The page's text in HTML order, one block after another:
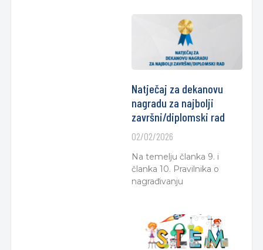
Natječaj za dekanovu
nagradu za najbolji
završni/diplomski rad
02/02/2026
Na temelju članka 9. i
članka 10. Pravilnika o
nagrađivanju